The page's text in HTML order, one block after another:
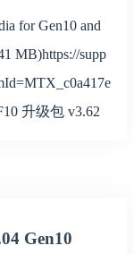
for Gen10 and
MB)https://supp
升级包 v3.62
Gen10